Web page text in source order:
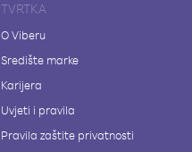
TVRTKA
O Viberu
Središte marke
Karijera
Uvjeti i pravila
Pravila zaštite privatnosti